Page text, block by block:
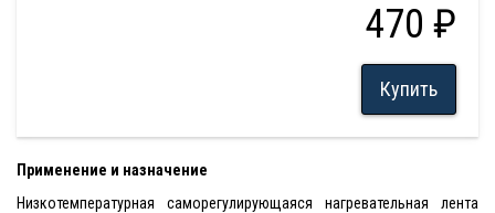
470 ₽
Купить
Применение и назначение
Низкотемпературная саморегулирующаяся нагревательная лента